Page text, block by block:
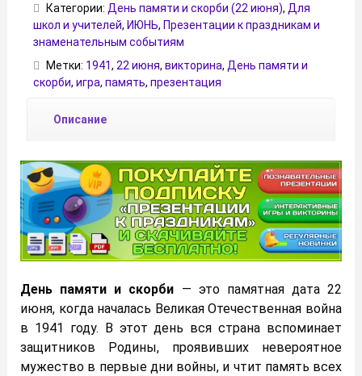
Категории: День памяти и скорби (22 июня), Для
школ и учителей, ИЮНЬ, Презентации к праздникам и
знаменательным событиям
Метки: 1941, 22 июня, викторина, День памяти и
скорби, игра, память, презентация
Описание
День памяти и скорби — это памятная дата 22
июня, когда началась Великая Отечественная война
в 1941 году. В этот день вся страна вспоминает
защитников Родины, проявивших невероятное
мужество в первые дни войны, и чтит память всех